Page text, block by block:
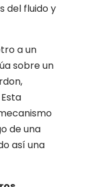
del fluido y
a un
sobre un
de una
así una